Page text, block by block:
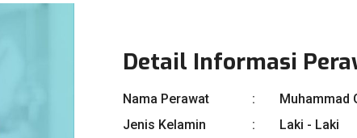
Detail Informasi
Nama Perawat
Muhammad
Jenis Kelamin
Laki - Laki